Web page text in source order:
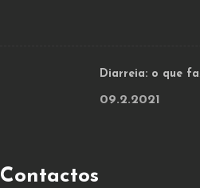
Diarreia: o que
09.2.2021
Contactos